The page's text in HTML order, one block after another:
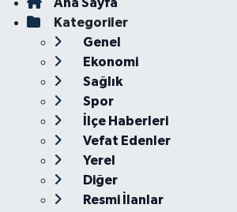
Ana Sayfa
Kategoriler
Genel
Ekonomi
Sağlık
Spor
İlçe Haberleri
Vefat Edenler
Yerel
Diğer
Resmi İlanlar